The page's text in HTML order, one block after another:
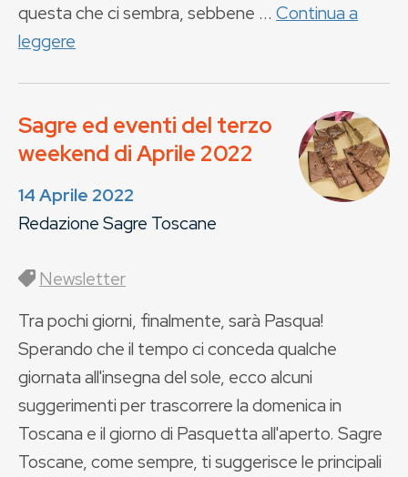
questa che ci sembra, sebbene ... Continua a
leggere
Sagre ed eventi del terzo
weekend di Aprile 2022
14 Aprile 2022
Redazione Sagre Toscane
Newsletter
Tra pochi giorni, finalmente, sarà Pasqua!
Sperando che il tempo ci conceda qualche
giornata all'insegna del sole, ecco alcuni
suggerimenti per trascorrere la domenica in
Toscana e il giorno di Pasquetta all'aperto. Sagre
Toscane, come sempre, ti suggerisce le principali